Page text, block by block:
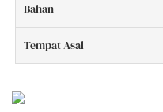
Bahan
Tempat Asal